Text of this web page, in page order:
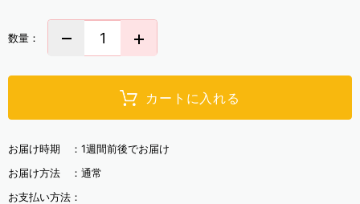
数量：
カートに入れる
お届け時期 ： 1週間前後でお届け
お届け方法 ： 通常
お支払い方法：